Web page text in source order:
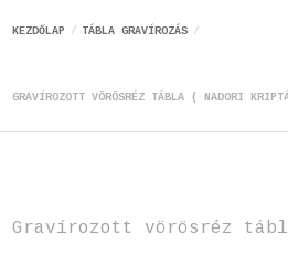
KEZDŐLAP TÁBLA GRAVÍROZÁS
GRAVÍROZOTT VÖRÖSRÉZ TÁBLA ( NADORI
Gravírozott vörösréz